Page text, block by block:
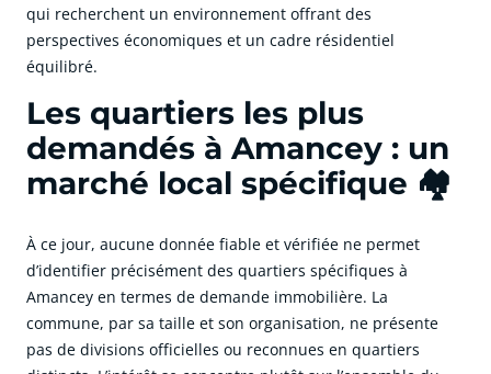
qui recherchent un environnement offrant des
perspectives économiques et un cadre résidentiel
équilibré.
Les quartiers les plus
demandés à Amancey : un
marché local spécifique 🏘️
À ce jour, aucune donnée fiable et vérifiée ne permet
d’identifier précisément des quartiers spécifiques à
Amancey en termes de demande immobilière. La
commune, par sa taille et son organisation, ne présente
pas de divisions officielles ou reconnues en quartiers